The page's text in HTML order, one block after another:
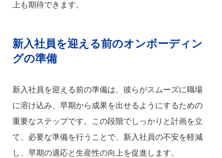
上も期待できます。
新入社員を迎える前のオンボーディン
グの準備
新入社員を迎える前の準備は、彼らがスムーズに職場
に溶け込み、早期から成果を出せるようにするための
重要なステップです。この段階でしっかりと計画を立
て、必要な準備を行うことで、新入社員の不安を軽減
し、早期の適応と生産性の向上を促進します。